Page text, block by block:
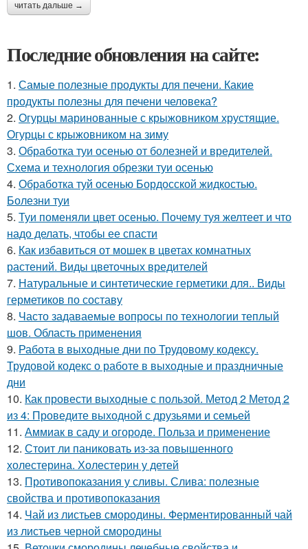
читать дальше →
Последние обновления на сайте:
1. Самые полезные продукты для печени. Какие
продукты полезны для печени человека?
2. Огурцы маринованные с крыжовником хрустящие.
Огурцы с крыжовником на зиму
3. Обработка туи осенью от болезней и вредителей.
Схема и технология обрезки туи осенью
4. Обработка туй осенью Бордосской жидкостью.
Болезни туи
5. Туи поменяли цвет осенью. Почему туя желтеет и что
надо делать, чтобы ее спасти
6. Как избавиться от мошек в цветах комнатных
растений. Виды цветочных вредителей
7. Натуральные и синтетические герметики для.. Виды
герметиков по составу
8. Часто задаваемые вопросы по технологии теплый
шов. Область применения
9. Работа в выходные дни по Трудовому кодексу.
Трудовой кодекс о работе в выходные и праздничные
дни
10. Как провести выходные с пользой. Метод 2 Метод 2
из 4: Проведите выходной с друзьями и семьей
11. Аммиак в саду и огороде. Польза и применение
12. Стоит ли паниковать из-за повышенного
холестерина. Холестерин у детей
13. Противопоказания у сливы. Слива: полезные
свойства и противопоказания
14. Чай из листьев смородины. Ферментированный чай
из листьев черной смородины